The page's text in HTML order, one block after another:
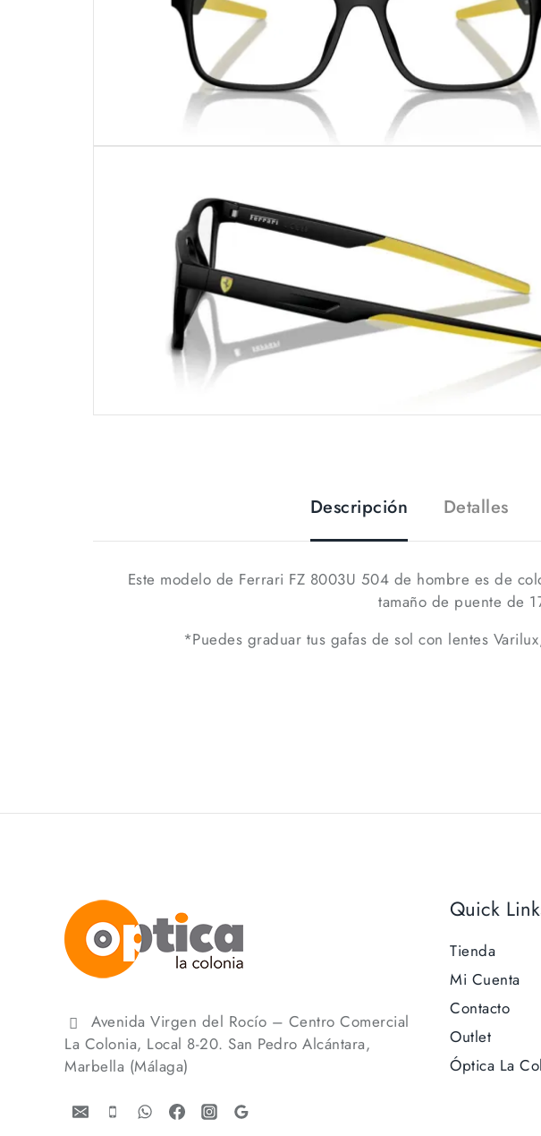
Descripción Detalles
Este modelo de Ferrari FZ 8003U 504 de hombre es de
tamaño de puente de
*Puedes graduar tus gafas de sol con lentes
Avenida Virgen del Rocío – Centro Comercial
La Colonia, Local 8-20. San Pedro Alcántara,
Marbella (Málaga)
Quick
Tienda
Mi Cuenta
Contacto
Outlet
Óptica La